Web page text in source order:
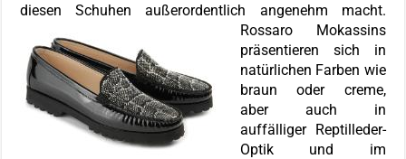
diesen Schuhen außerordentlich angenehm macht.
Rossaro Mokassins
präsentieren sich in
natürlichen Farben wie
braun oder creme,
aber auch in
auffälliger Reptilleder-
Optik und im